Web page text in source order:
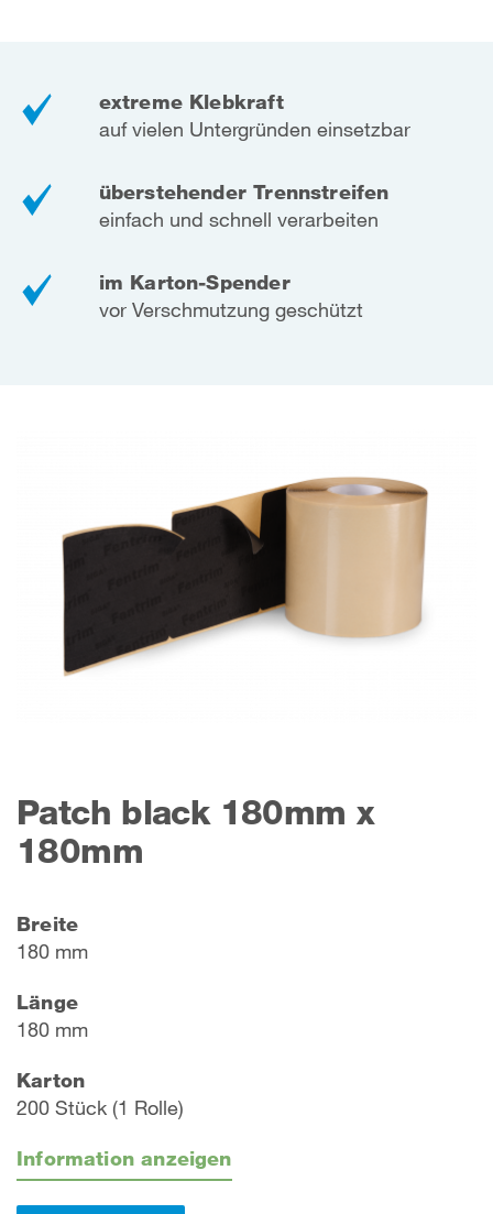
extreme Klebkraft
auf vielen Untergründen einsetzbar
überstehender Trennstreifen
einfach und schnell verarbeiten
im Karton-Spender
vor Verschmutzung geschützt
Patch black 180mm x
180mm
Breite
180 mm
Länge
180 mm
Karton
200 Stück (1 Rolle)
Information anzeigen